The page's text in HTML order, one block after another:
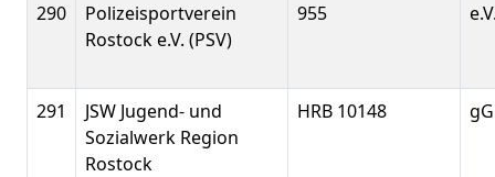
290
Polizeisportverein
Rostock e.V. (PSV)
955
291
JSW Jugend- und
Sozialwerk Region
Rostock
HRB 10148